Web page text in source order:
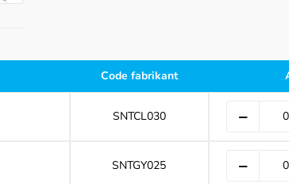
Code fabrikant
SNTCL030
SNTGY025